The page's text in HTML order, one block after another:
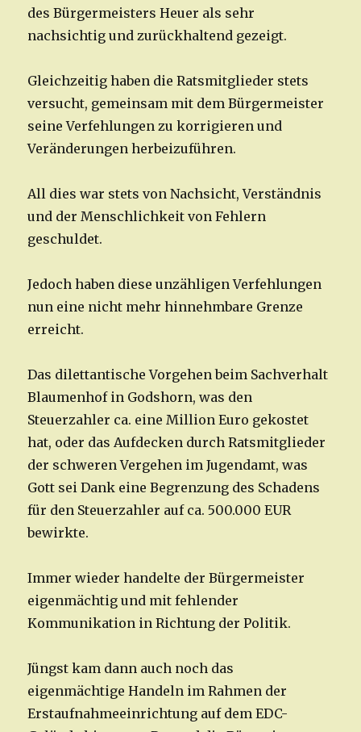
des Bürgermeisters Heuer als sehr
nachsichtig und zurückhaltend gezeigt.
Gleichzeitig haben die Ratsmitglieder stets
versucht, gemeinsam mit dem Bürgermeister
seine Verfehlungen zu korrigieren und
Veränderungen herbeizuführen.
All dies war stets von Nachsicht, Verständnis
und der Menschlichkeit von Fehlern
geschuldet.
Jedoch haben diese unzähligen Verfehlungen
nun eine nicht mehr hinnehmbare Grenze
erreicht.
Das dilettantische Vorgehen beim Sachverhalt
Blaumenhof in Godshorn, was den
Steuerzahler ca. eine Million Euro gekostet
hat, oder das Aufdecken durch Ratsmitglieder
der schweren Vergehen im Jugendamt, was
Gott sei Dank eine Begrenzung des Schadens
für den Steuerzahler auf ca. 500.000 EUR
bewirkte.
Immer wieder handelte der Bürgermeister
eigenmächtig und mit fehlender
Kommunikation in Richtung der Politik.
Jüngst kam dann auch noch das
eigenmächtige Handeln im Rahmen der
Erstaufnahmeeinrichtung auf dem EDC-